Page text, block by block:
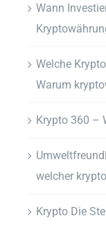
Wann
Welche
Warum
Krypto 360 –
welcher
Krypto Die